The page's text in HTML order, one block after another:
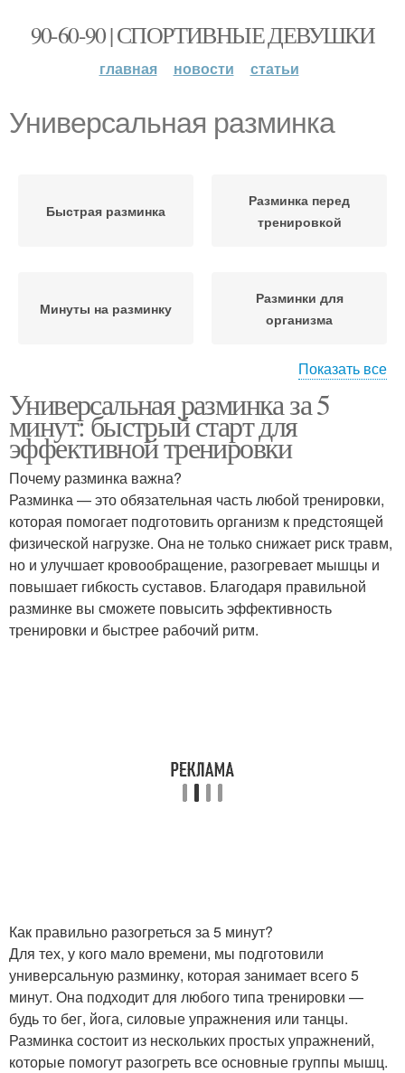
90-60-90 | СПОРТИВНЫЕ ДЕВУШКИ
главная новости статьи
Универсальная разминка
Быстрая разминка
Разминка перед
тренировкой
Минуты на разминку
Разминки для
организма
универсальной
разминки
Разминки перед
тренировкой
Упражнения для общей
разминки
Специальная разминка
Упражнения для
разминки
5-минутная разминка
Эффективная разминка Разминки перед любой
Показать все
Универсальная разминка за 5
минут: быстрый старт для
эффективной тренировки
Почему разминка важна?
Разминка — это обязательная часть любой тренировки,
которая помогает подготовить организм к предстоящей
физической нагрузке. Она не только снижает риск травм,
но и улучшает кровообращение, разогревает мышцы и
повышает гибкость суставов. Благодаря правильной
разминке вы сможете повысить эффективность
тренировки и быстрее рабочий ритм.
Как правильно разогреться за 5 минут?
Для тех, у кого мало времени, мы подготовили
универсальную разминку, которая занимает всего 5
минут. Она подходит для любого типа тренировки —
будь то бег, йога, силовые упражнения или танцы.
Разминка состоит из нескольких простых упражнений,
которые помогут разогреть все основные группы мышц.